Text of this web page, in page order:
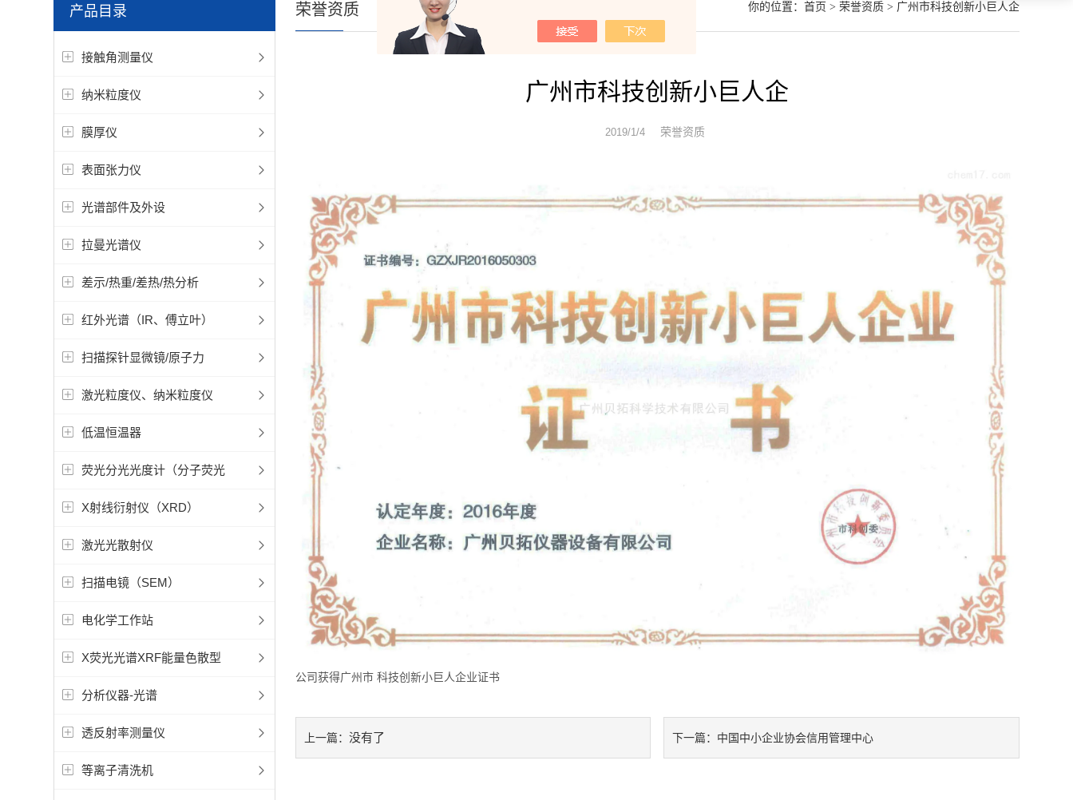
产品目录
接触角测量仪
纳米粒度仪
膜厚仪
表面张力仪
光谱部件及外设
拉曼光谱仪
差示/热重/差热/热分析
红外光谱（IR、傅立叶）
扫描探针显微镜/原子力
激光粒度仪、纳米粒度仪
低温恒温器
荧光分光光度计（分子荧光
X射线衍射仪（XRD）
激光光散射仪
扫描电镜（SEM）
电化学工作站
X荧光光谱XRF能量色散型
分析仪器-光谱
透反射率测量仪
等离子清洗机
你的位置： 首页 > 荣誉资质> 广州市科技创新小巨人企
荣誉资质
广州市科技创新小巨人企
2019/1/4 荣誉资质
公司获得广州市 科技创新小巨人企业证书
上一篇： 没有了 下一篇： 中国中小企业协会信用管理中心